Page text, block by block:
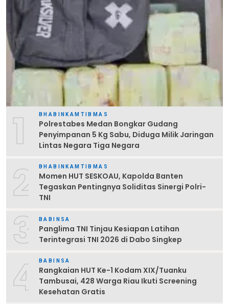
1 BHABINKAMTIBMAS
Polrestabes Medan Bongkar Gudang
Penyimpanan 5 Kg Sabu, Diduga Milik Jaringan
Lintas Negara Tiga Negara
2 BHABINKAMTIBMAS
Momen HUT SESKOAU, Kapolda Banten
Tegaskan Pentingnya Soliditas Sinergi Polri-
TNI
3 BABINSA
Panglima TNI Tinjau Kesiapan Latihan
Terintegrasi TNI 2026 di Dabo Singkep
4 BABINSA
Rangkaian HUT Ke-1 Kodam XIX/Tuanku
Tambusai, 428 Warga Riau Ikuti Screening
Kesehatan Gratis